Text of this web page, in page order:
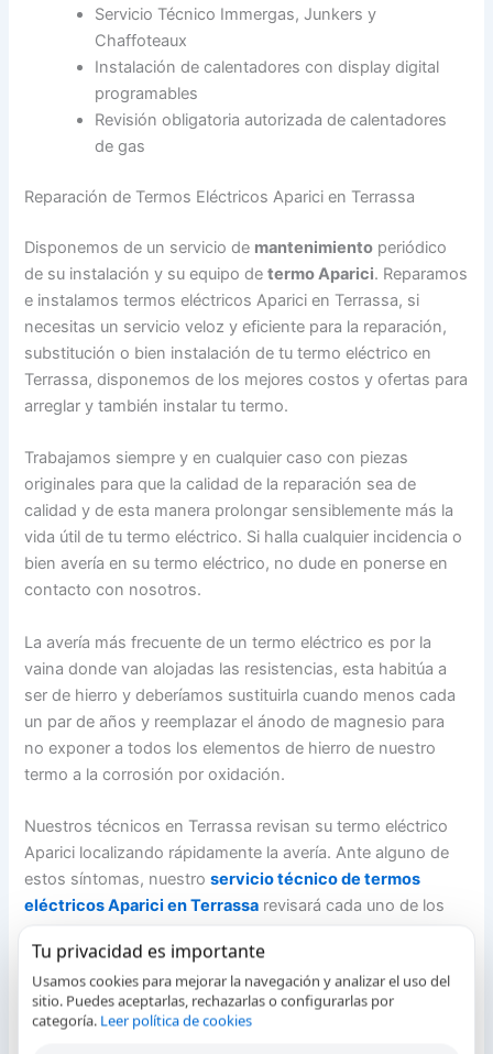
Servicio Técnico Immergas, Junkers y
Chaffoteaux
Instalación de calentadores con display digital
programables
Revisión obligatoria autorizada de calentadores
de gas
Reparación de Termos Eléctricos Aparici en Terrassa
Disponemos de un servicio de mantenimiento periódico
de su instalación y su equipo determo Aparici. Reparamos
e instalamos termos eléctricos Aparici en Terrassa, si
necesitas un servicio veloz y eficiente para la reparación,
substitución o bien instalación de tu termo eléctrico en
Terrassa, disponemos de los mejores costos y ofertas para
arreglar y también instalar tu termo.
Trabajamos siempre y en cualquier caso con piezas
originales para que la calidad de la reparación sea de
calidad y de esta manera prolongar sensiblemente más la
vida útil de tu termo eléctrico. Si halla cualquier incidencia o
bien avería en su termo eléctrico, no dude en ponerse en
contacto con nosotros.
La avería más frecuente de un termo eléctrico es por la
vaina donde van alojadas las resistencias, esta habitúa a
ser de hierro y deberíamos sustituirla cuando menos cada
un par de años y reemplazar el ánodo de magnesio para
no exponer a todos los elementos de hierro de nuestro
termo a la corrosión por oxidación.
Nuestros técnicos en Terrassa revisan su termo eléctrico
Aparici localizando rápidamente la avería. Ante alguno de
estos síntomas, nuestroservicio técnico de termos
eléctricos Aparici en Terrassa revisará cada uno de los
proceder a su reparación:
Mal
Tu privacidad es importante
Usamos cookies para mejorar la navegación y analizar el uso del
sitio. Puedes aceptarlas, rechazarlas o configurarlas por
categoría. Leer política de cookies